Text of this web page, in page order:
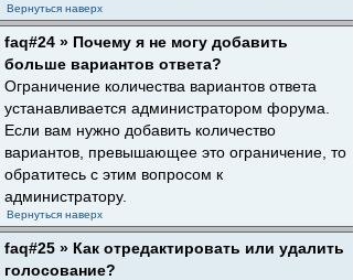
Вернуться наверх
faq#24 » Почему я не могу добавить
больше вариантов ответа?
Ограничение количества вариантов ответа
устанавливается администратором форума.
Если вам нужно добавить количество
вариантов, превышающее это ограничение, то
обратитесь с этим вопросом к
администратору.
Вернуться наверх
faq#25 » Как отредактировать или удалить
голосование?